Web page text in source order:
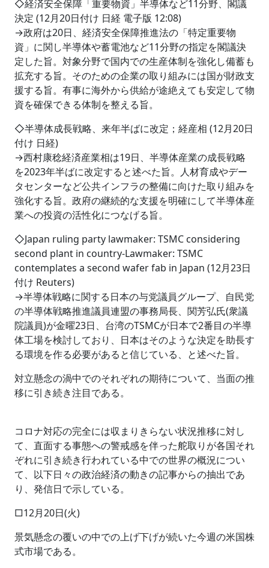
◇経済安全保障「重要物資」半導体など11分野、閣議
決定 (12月20日付け 日経 電子版 12:08)
→政府は20日、経済安全保障推進法の「特定重要物
資」に関し半導体や蓄電池など11分野の指定を閣議決
定した旨。対象分野で国内での生産体制を強化し備蓄も
拡充する旨。そのための企業の取り組みには国が財政支
援する旨。有事に海外から供給が途絶えても安定して物
資を確保できる体制を整える旨。
◇半導体成長戦略、来年半ばに改定；経産相 (12月20日
付け 日経)
→西村康稔経済産業相は19日、半導体産業の成長戦略
を2023年半ばに改定すると述べた旨。人材育成やデー
タセンターなど公共インフラの整備に向けた取り組みを
強化する旨。政府の継続的な支援を明確にして半導体産
業への投資の活性化につなげる旨。
◇Japan ruling party lawmaker: TSMC considering
second plant in country‐Lawmaker: TSMC
contemplates a second wafer fab in Japan (12月23日
付け Reuters)
→半導体戦略に関する日本の与党議員グループ、自民党
の半導体戦略推進議員連盟の事務局長、関芳弘氏(衆議
院議員)が金曜23日、台湾のTSMCが日本で2番目の半導
体工場を検討しており、日本はそのような決定を助長す
る環境を作る必要があると信じている、と述べた旨。
対立懸念の渦中でのそれぞれの期待について、当面の推
移に引き続き注目である。
コロナ対応の完全には収まりきらない状況推移に対し
て、直面する事態への警戒感を伴った舵取りが各国それ
ぞれに引き続き行われている中での世界の概況につい
て、以下日々の政治経済の動きの記事からの抽出であ
り、発信日で示している。
□12月20日(火)
景気懸念の覆いの中での上げ下げが続いた今週の米国株
式市場である。